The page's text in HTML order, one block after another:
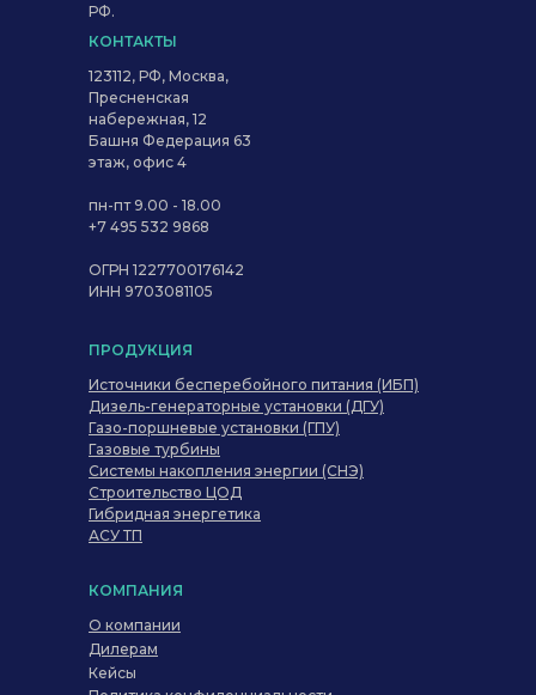
РФ.
123112, РФ, Москва,
Пресненская
набережная, 12
Башня Федерация 63
этаж, офис 4
пн-пт 9.00 - 18.00
+7 495 532 9868
ОГРН 1227700176142
ИНН 9703081105
КОНТАКТЫ
О компании
КОМПАНИЯ
Источники бесперебойного питания (ИБП)
Дизель-генераторные установки (ДГУ)
Газо-поршневые установки (ГПУ)
Газовые турбины
Системы накопления энергии (СНЭ)
Строительство ЦОД
Гибридная энергетика
АСУ ТП
ПРОДУКЦИЯ
Дилерам
Кейсы